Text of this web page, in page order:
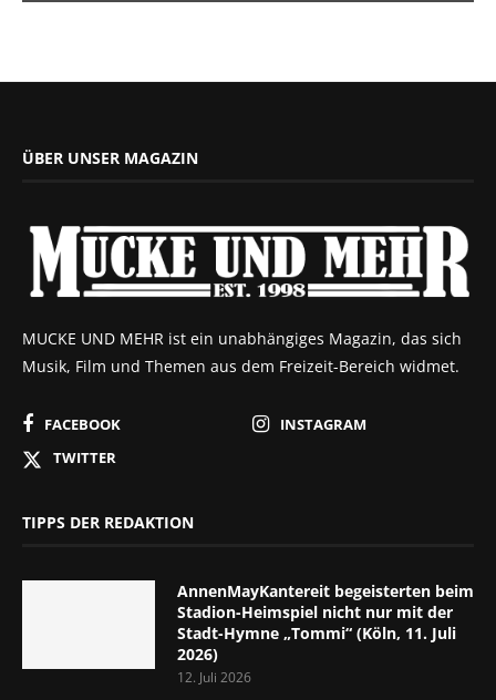
ÜBER UNSER MAGAZIN
MUCKE UND MEHR ist ein unabhängiges Magazin, das sich
Musik, Film und Themen aus dem Freizeit-Bereich widmet.
FACEBOOK
INSTAGRAM
TWITTER
TIPPS DER REDAKTION
AnnenMayKantereit begeisterten beim
Stadion-Heimspiel nicht nur mit der
Stadt-Hymne „Tommi“ (Köln, 11. Juli
2026)
12. Juli 2026